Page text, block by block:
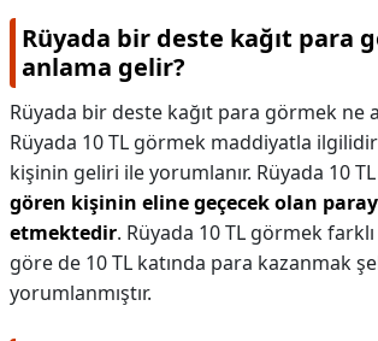
Rüyada bir deste kağıt para
anlama gelir?
Rüyada bir deste kağıt para görmek ne
Rüyada 10 TL görmek maddiyatla
kişinin geliri ile yorumlanır. Rüyada 10
gören kişinin eline geçecek olan
etmektedir. Rüyada 10 TL görmek
göre de 10 TL katında para kazanmak
yorumlanmıştır.